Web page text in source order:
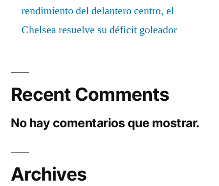
rendimiento del delantero centro, el
Chelsea resuelve su déficit goleador
Recent Comments
No hay comentarios que mostrar.
Archives